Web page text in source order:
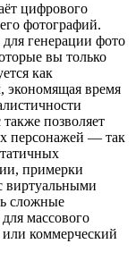
цифрового
фотографий.
генерации фото
вы только
как
экономящая время
позволяет
персонажей — так
примерки
виртуальными
сложные
массового
или коммерческий